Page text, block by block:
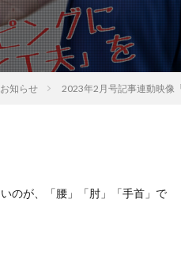
知らせ 2023年2月号記事連動映像
のが、「腰」「肘」「手首」で